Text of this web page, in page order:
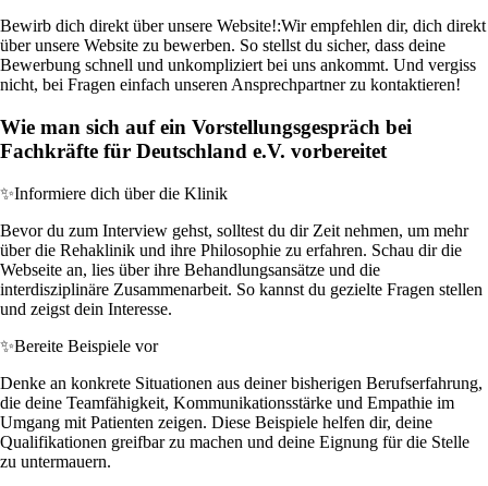
Bewirb dich direkt über unsere Website!:Wir empfehlen dir, dich direkt
über unsere Website zu bewerben. So stellst du sicher, dass deine
Bewerbung schnell und unkompliziert bei uns ankommt. Und vergiss
nicht, bei Fragen einfach unseren Ansprechpartner zu kontaktieren!
Wie man sich auf ein Vorstellungsgespräch bei
Fachkräfte für Deutschland e.V. vorbereitet
✨Informiere dich über die Klinik
Bevor du zum Interview gehst, solltest du dir Zeit nehmen, um mehr
über die Rehaklinik und ihre Philosophie zu erfahren. Schau dir die
Webseite an, lies über ihre Behandlungsansätze und die
interdisziplinäre Zusammenarbeit. So kannst du gezielte Fragen stellen
und zeigst dein Interesse.
✨Bereite Beispiele vor
Denke an konkrete Situationen aus deiner bisherigen Berufserfahrung,
die deine Teamfähigkeit, Kommunikationsstärke und Empathie im
Umgang mit Patienten zeigen. Diese Beispiele helfen dir, deine
Qualifikationen greifbar zu machen und deine Eignung für die Stelle
zu untermauern.